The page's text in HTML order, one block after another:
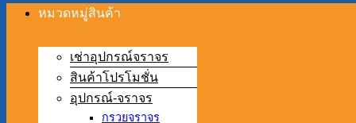
หมวดหมู่สินค้า
เช่าอุปกรณ์จราจร
สินค้าโปรโมชั่น
อุปกรณ์-จราจร
กรวยจราจร